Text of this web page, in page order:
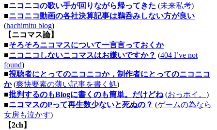
■ニコニコの歌い手が回りながら帰ってきた (未来私考)
■ニコニコ動画の各社決算記事は鵜呑みしない方が良い
(hachimitu blog)
【ニコマス論】
■そろそろニコマスについて一言言っておくか
■ニコニコしないニコマスはお嫌いですか？ (404 I’ve not
found)
■視聴者にとってのニコニコか，制作者にとってのニコニコ
か(爽快要素の薄い記事を書く処)
■批判するのもBlogに書くのも簡単。だけどね (おっホイ。 )
■ニコマスのPって再生数少ないと死ぬの？ (ゲームの為なら
女房も泣かす)
【2ch】